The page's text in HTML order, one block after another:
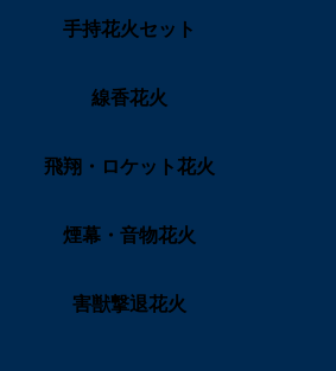
手持花火セット
線香花火
飛翔・ロケット花火
煙幕・音物花火
害獣撃退花火